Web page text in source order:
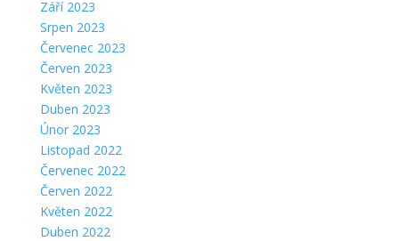
Září 2023
Srpen 2023
Červenec 2023
Červen 2023
Květen 2023
Duben 2023
Únor 2023
Listopad 2022
Červenec 2022
Červen 2022
Květen 2022
Duben 2022